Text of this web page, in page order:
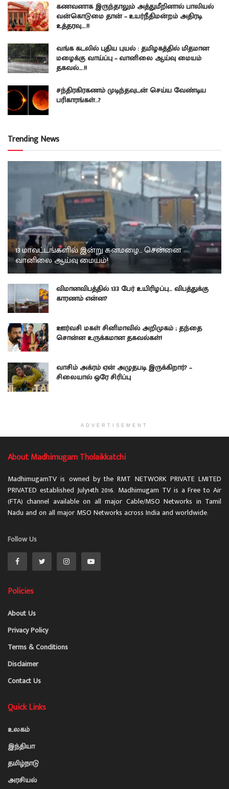
கணவனாக இருந்தாலும் அத்துமீறினால் பாலியல்
வன்கொடுமை தான் – உயர்நீதிமன்றம் அதிரடி
உத்தரவு….!!
வங்க கடலில் புதிய புயல் : தமிழகத்தில் மிதமான
மழைக்கு வாய்ப்பு – வானிலை ஆய்வு மையம்
தகவல்….!!
சந்திரகிரகணம் முடிந்தவுடன் செய்ய வேண்டிய
பரிகாரங்கள்..?
Trending News
13 மாவட்டங்களில் இன்று கனமழை… சென்னை
வானிலை ஆய்வு மையம்!
விமானவிபத்தில் 133 பேர் உயிரிழப்பு… விபத்துக்கு
காரணம் என்ன?
ஊர்வசி மகள் சினிமாவில் அறிமுகம் ; தந்தை
சொன்ன உருக்கமான தகவல்கள்!
வாசிம் அக்ரம் ஏன் அழுதபடி இருக்கிறார்? –
சிலையால் ஒரே சிரிப்பு
ADVERTISEMENT
About Madhimugam Tholaikkatchi
MadhimugamTV is owned by the RMT NETWORK PRIVATE LMITED
PRIVATED established July14th 2016. Madhimugam TV is a Free to Air
(FTA) channel available on all major Cable/MSO Networks in Tamil
Nadu and on all major MSO Networks across India and worldwide.
Follow Us
Policies
About Us
Privacy Policy
Terms & Conditions
Disclaimer
Contact Us
Quick Links
உலகம்
இந்தியா
தமிழ்நாடு
அரசியல்